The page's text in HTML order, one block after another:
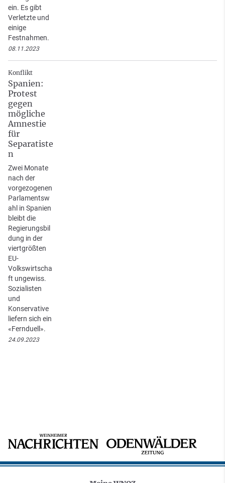
ein. Es gibt
Verletzte und
einige
Festnahmen.
08.11.2023
Konflikt
Spanien:
Protest
gegen
mögliche
Amnestie
für
Separatiste
n
Zwei Monate
nach der
vorgezogenen
Parlamentsw
ahl in Spanien
bleibt die
Regierungsbil
dung in der
viertgrößten
EU-
Volkswirtscha
ft ungewiss.
Sozialisten
und
Konservative
liefern sich ein
«Fernduell».
24.09.2023